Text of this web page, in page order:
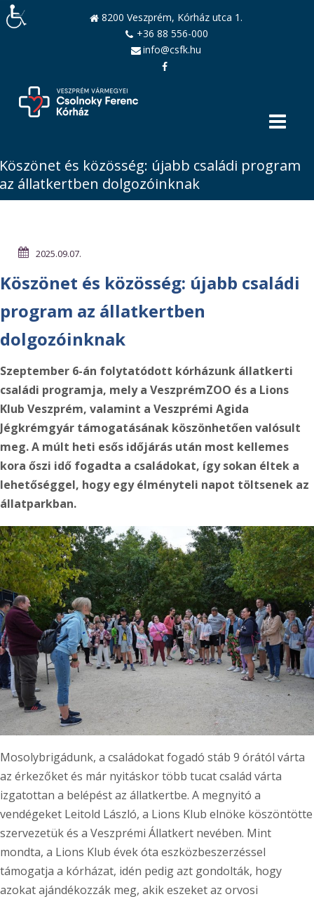
8200 Veszprém, Kórház utca 1.
+36 88 556-000
info@csfk.hu
és közösség: újabb családi program
állatkertben dolgozóinknak
2025.09.07.
Köszönet és közösség: újabb családi
program az állatkertben
dolgozóinknak
Szeptember 6-án folytatódott kórházunk állatkerti
családi programja, mely a VeszprémZOO és a Lions
Klub Veszprém, valamint a Veszprémi Agida
Jégkrémgyár támogatásának köszönhetően valósult
meg. A múlt heti esős időjárás után most kellemes
kora őszi idő fogadta a családokat, így sokan éltek a
lehetőséggel, hogy egy élményteli napot töltsenek az
állatparkban.
Mosolybrigádunk, a családokat fogadó stáb 9 órától várta
az érkezőket és már nyitáskor több tucat család várta
izgatottan a belépést az állatkertbe. A megnyitó a
vendégeket Leitold László, a Lions Klub elnöke köszöntötte
szervezetük és a Veszprémi Állatkert nevében. Mint
mondta, a Lions Klub évek óta eszközbeszerzéssel
támogatja a kórházat, idén pedig azt gondolták, hogy
azokat ajándékozzák meg, akik eszeket az orvosi